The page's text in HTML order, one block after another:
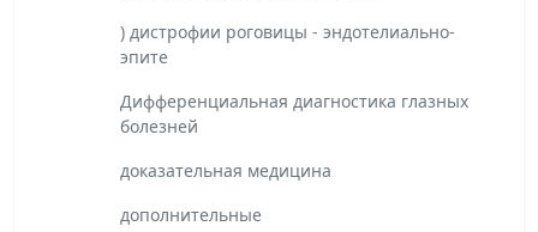
) дистрофии роговицы - эндотелиально-
эпите
Дифференциальная диагностика глазных
болезней
доказательная медицина
дополнительные